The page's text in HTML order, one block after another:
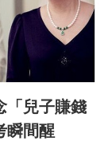
「兒子賺錢
瞬間醒